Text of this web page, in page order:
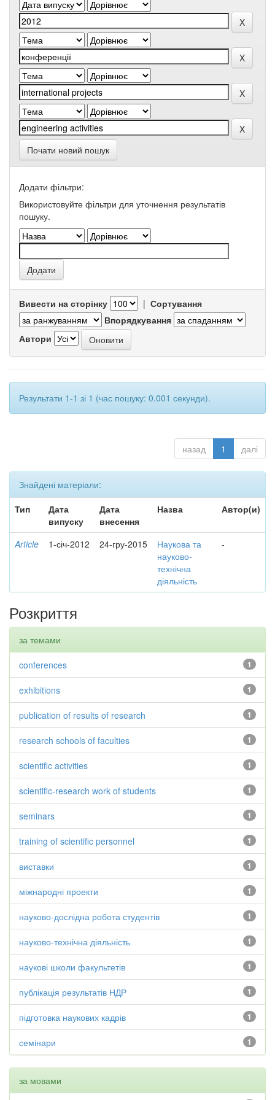
Почати новий пошук
Додати фільтри:
Використовуйте фільтри для уточнення результатів
пошуку.
Вивести на сторінку | Сортування
Впорядкування
Автори
Результати 1-1 зі 1 (час пошуку: 0.001 секунди).
назад 1 далі
Знайдені матеріали:
Тип
Дата
випуску
Дата
внесення
Назва Автор(и)
Article 1-січ-2012 24-гру-2015
Наукова та
науково-
технічна
діяльність
-
Розкриття
за темами
1
conferences
1
exhibitions
1
publication of results of research
1
research schools of faculties
1
scientific activities
1
scientific-research work of students
1
seminars
1
training of scientific personnel
1
виставки
1
міжнародні проекти
1
науково-дослідна робота студентів
1
науково-технічна діяльність
1
наукові школи факультетів
1
публікація результатів НДР
1
підготовка наукових кадрів
1
семінари
за мовами